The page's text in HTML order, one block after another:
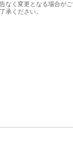
なく変更となる場合がご
承ください。